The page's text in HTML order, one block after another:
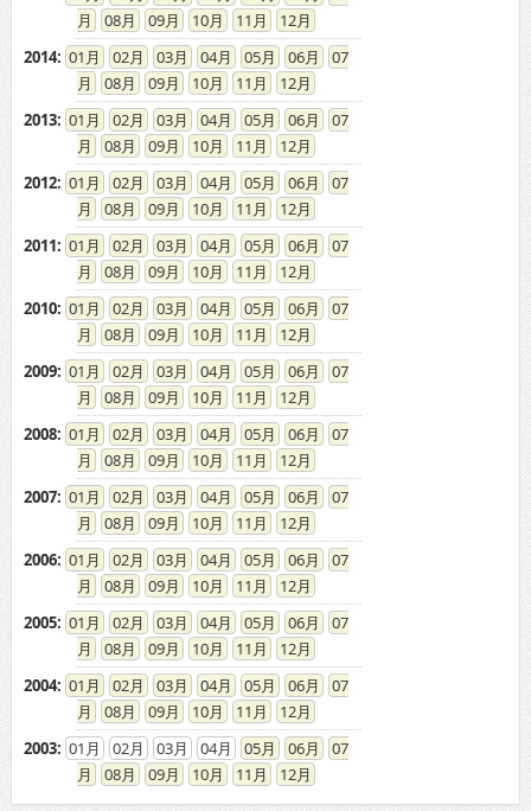
08
09 10 11
12
2014: 01 02 03 04 05 06
07
08
09 10 11
12
2013: 01 02 03 04 05 06
07
08
09 10 11
12
2012: 01 02 03 04 05 06
07
08
09 10 11
12
2011: 01 02 03 04 05 06
07
08
09 10 11
12
2010: 01 02 03 04 05 06
07
08
09 10 11
12
2009: 01 02 03 04 05 06
07
08
09 10 11
12
2008: 01 02 03 04 05 06
07
08
09 10 11
12
2007: 01 02 03 04 05 06
07
08
09 10 11
12
2006: 01 02 03 04 05 06
07
08
09 10 11
12
2005: 01 02 03 04 05 06
07
08
09 10 11
12
2004: 01 02 03 04 05 06
07
08
09 10 11
12
2003: 01 02 03 04 05 06
07
08
09 10 11 12